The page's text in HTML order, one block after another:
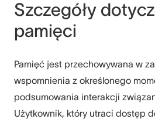
Szczegóły
pamięci
Pamięć jest przechowywana w
wspomnienia z określonego
podsumowania interakcji
Użytkownik, który utraci dostęp